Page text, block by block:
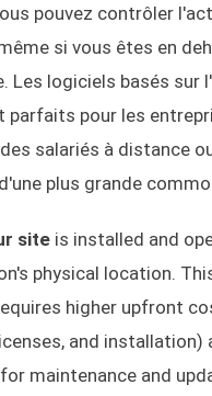
pouvez contrôler
si vous êtes en
Les logiciels basés sur
parfaits pour les
salariés à distance
plus grande
site is installed and
physical location.
higher upfront
and installation)
maintenance and